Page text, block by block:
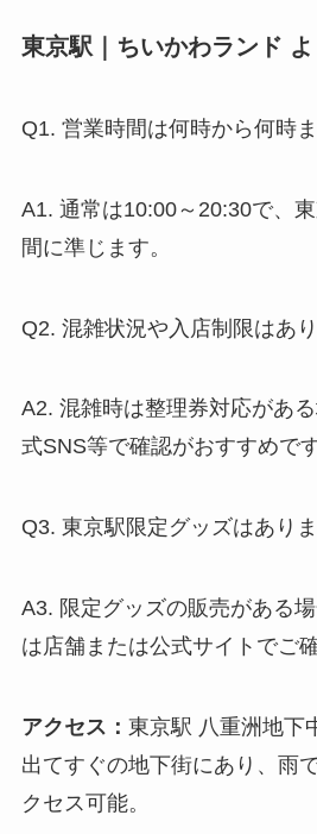
東京駅｜ちいかわランド
Q1. 営業時間は何時から何時
A1. 通常は10:00～20:30で、
間に準じます。
Q2. 混雑状況や入店制限はあ
A2. 混雑時は整理券対応があ
式SNS等で確認がおすすめです
Q3. 東京駅限定グッズはあり
A3. 限定グッズの販売がある
は店舗または公式サイトでご
アクセス： 東京駅 八重洲地下
出てすぐの地下街にあり、 雨
クセス可能。